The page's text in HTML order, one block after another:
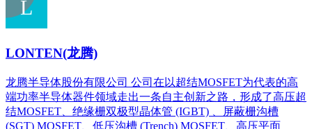
LONTEN(龙腾)
龙腾半导体股份有限公司 公司在以超结MOSFET为代表的高
端功率半导体器件领域走出一条自主创新之路，形成了高压超
结MOSFET、绝缘栅双极型晶体管 (IGBT) 、屏蔽栅沟槽
(SGT) MOSFET、低压沟槽 (Trench) MOSFET、高压平面